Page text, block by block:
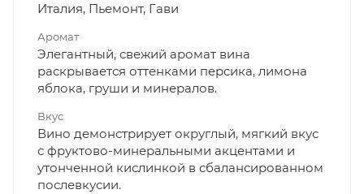
Италия, Пьемонт, Гави
Аромат
Элегантный, свежий аромат вина
раскрывается оттенками персика, лимона
яблока, груши и минералов.
Вкус
Вино демонстрирует округлый, мягкий вкус
с фруктово-минеральными акцентами и
утонченной кислинкой в сбалансированном
послевкусии.